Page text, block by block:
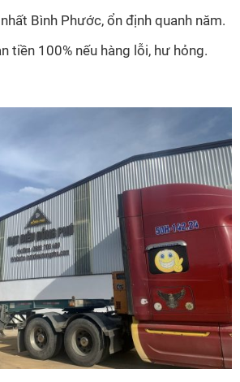
Bình Phước, ổn định quanh năm.
tiền 100% nếu hàng lỗi, hư hỏng.